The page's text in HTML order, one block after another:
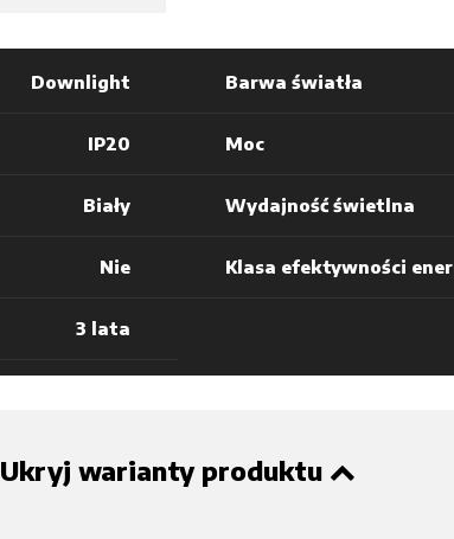
Downlight Barwa światła
IP20 Moc
Biały Wydajność świetlna
Nie Klasa efektywności
3 lata
Ukryj warianty produktu